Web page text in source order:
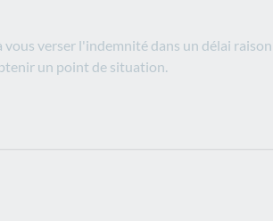
verser l'indemnité dans un délai
un point de situation.​